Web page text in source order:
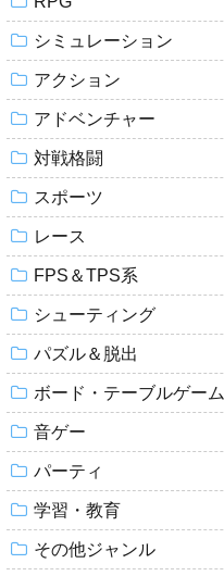
シミュレーション
アクション
アドベンチャー
対戦格闘
スポーツ
レース
FPS＆TPS系
シューティング
パズル＆脱出
ボード・テーブルゲーム
音ゲー
パーティ
学習・教育
その他ジャンル